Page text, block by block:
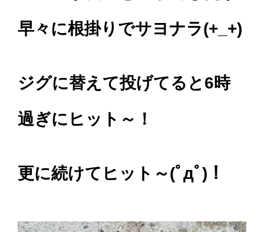
早々に根掛りでサヨナラ(+_+)
ジグに替えて投げてると6時
過ぎにヒット～！
更に続けてヒット～(ﾟдﾟ)！